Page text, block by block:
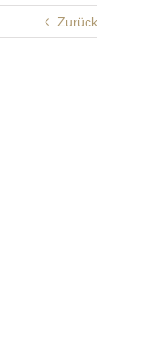
Zurück